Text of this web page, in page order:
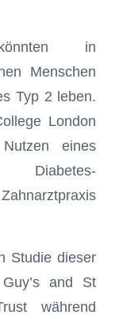
in
Menschen
Typ 2 leben.
London
eines
Diabetes-
Studie dieser
and St
während